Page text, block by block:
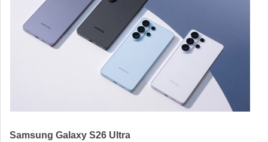
Samsung Galaxy S26 Ultra